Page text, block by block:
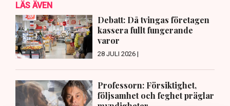
LÄS ÄVEN
Debatt: Då tvingas företagen
kassera fullt fungerande
varor
28 JULI 2026 |
Professorn: Försiktighet,
följsamhet och feghet präglar